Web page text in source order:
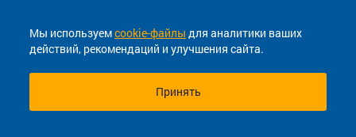
Мы используемcookie-файлы для аналитики ваших
действий, рекомендаций и улучшения сайта.
Принять
Политика конфиденциальности
Согласие на маркетинговые сообщения
© 2013-2026, ООО "Капитал"- Онлайн сервис продажи